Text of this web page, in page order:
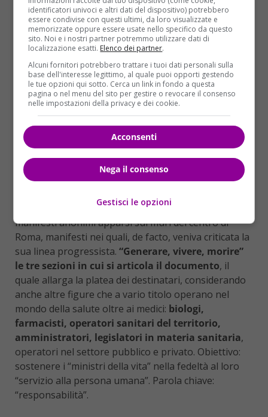
redatto 22 anni fa , ora Francesco ha voluto
rimetterci mano. I toni si fanno più delicati,le
aperture sono nette: l’interruzione delle cure, in
Vaticano, non era ancora stata presa in
considerazione. “Quanti sono coinvolti nelle politiche
sanitarie e gli amministratori economici hanno una
responsabilità relativa non solo ai propri specifici
ambiti, ma anche verso la società e gli ammalati”,
riporta il testo della Carta.
NUOVI CONTRASTI PER IL PAPA
Una ennesima scelta controcorrente, quella del
Pontefice, destinataad acuire gli attriticon l’ala
cui Francesco è finito sotto attacco con i misteriosi
manifesti anonimi apparsi sui muri del centro di
Roma, manifesti nei quali, de facto, veniva criticata la
sua linea progressista. “Generare, vivere, morire”
le tre sezioni in cui si articola il documento, il
quale allarga la platea dei destinatari, considerando
anche altre figure che a vario titolo operano nel
mondo della salute oltre ai medici: biologi,
farmacisti, operatori sanitari del territorio,
amministratori, legislatori in materia sanitaria,
operatori nel settore pubblico e privato. Obiettivo:
sostenere i “ministri della vita” nella fedeltà al loro
“servizio alla persona umana”. Parola chiave:
“responsabilità”.
identificatori univoci e altri dati del dispositivo) potrebbero
essere condivise con questi ultimi, da loro visualizzate e
memorizzate oppure essere usate nello specifico da questo
sito. Noi e i nostri partner potremmo utilizzare dati di
localizzazione esatti. Elenco dei partner.
Alcuni fornitori potrebbero trattare i tuoi dati personali sulla
base dell'interesse legittimo, al quale puoi opporti gestendo
le tue opzioni qui sotto. Cerca un link in fondo a questa
pagina o nel menu del sito per gestire o revocare il consenso
nelle impostazioni della privacy e dei cookie.
Acconsenti
Nega il consenso
Gestisci le opzioni